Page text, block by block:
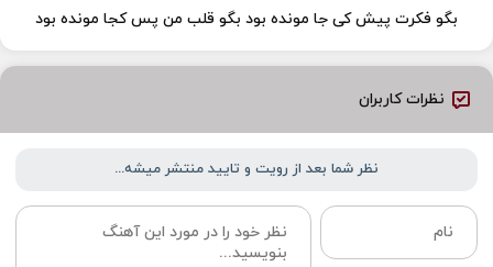
بگو فکرت پیش کی جا مونده بود بگو قلب من پس کجا مونده بود
نظرات کاربران
نظر شما بعد از رویت و تایید منتشر میشه...